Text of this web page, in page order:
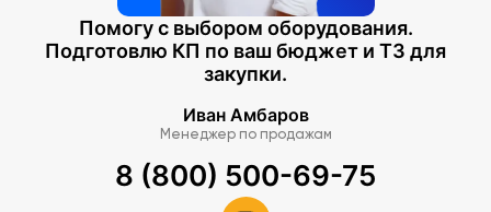
Помогу с выбором оборудования.
Подготовлю КП по ваш бюджет и ТЗ для
закупки.
Иван Амбаров
Менеджер по продажам
8 (800) 500-69-75